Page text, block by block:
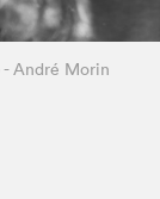
André Morin